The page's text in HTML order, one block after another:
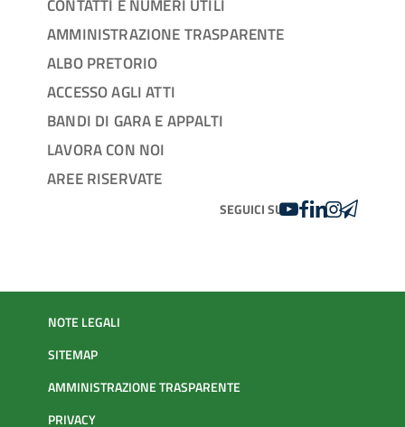
CONTATTI E NUMERI UTILI
AMMINISTRAZIONE TRASPARENTE
ALBO PRETORIO
ACCESSO AGLI ATTI
BANDI DI GARA E APPALTI
LAVORA CON NOI
AREE RISERVATE
SEGUICI SUYOUTUBE
FACEBOOK
LINKEDIN
INSTAGRAM
NOTE LEGALI
SITEMAP
AMMINISTRAZIONE TRASPARENTE
PRIVACY